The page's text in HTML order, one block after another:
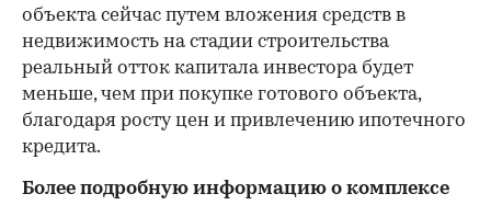
объекта сейчас путем вложения средств в
недвижимость на стадии строительства
реальный отток капитала инвестора будет
меньше, чем при покупке готового объекта,
благодаря росту цен и привлечению ипотечного
кредита.
Более подробную информацию о комплексе